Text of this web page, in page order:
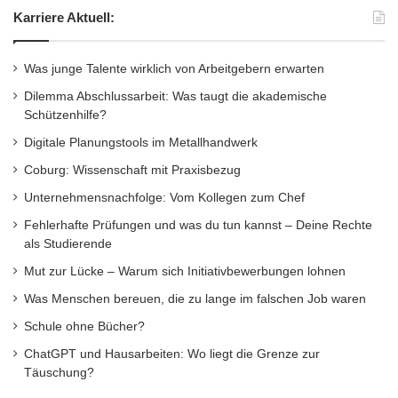
Sebastian Juch (r.) hat nach seiner Lehre und langjähriger
Berufserfahrung den Sprung an die Jade Hochschule erfolgreich
Struß wenden. Foto: zb
Karriere Aktuell:
Was junge Talente wirklich von Arbeitgebern erwarten
Dilemma Abschlussarbeit: Was taugt die akademische
Schützenhilfe?
Digitale Planungstools im Metallhandwerk
Coburg: Wissenschaft mit Praxisbezug
Unternehmensnachfolge: Vom Kollegen zum Chef
Fehlerhafte Prüfungen und was du tun kannst – Deine Rechte
als Studierende
Mut zur Lücke – Warum sich Initiativbewerbungen lohnen
Was Menschen bereuen, die zu lange im falschen Job waren
Schule ohne Bücher?
ChatGPT und Hausarbeiten: Wo liegt die Grenze zur
Täuschung?